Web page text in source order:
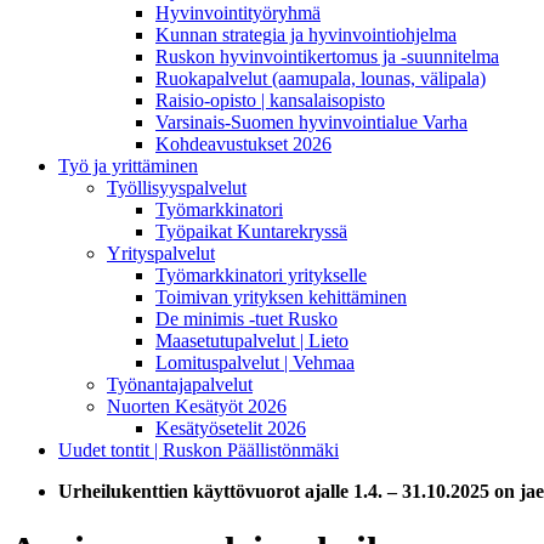
Hyvinvointityöryhmä
Kunnan strategia ja hyvinvointiohjelma
Ruskon hyvinvointikertomus ja -suunnitelma
Ruokapalvelut (aamupala, lounas, välipala)
Raisio-opisto | kansalaisopisto
Varsinais-Suomen hyvinvointialue Varha
Kohdeavustukset 2026
Työ ja yrittäminen
Työllisyyspalvelut
Työmarkkinatori
Työpaikat Kuntarekryssä
Yrityspalvelut
Työmarkkinatori yritykselle
Toimivan yrityksen kehittäminen
De minimis -tuet Rusko
Maasetutupalvelut | Lieto
Lomituspalvelut | Vehmaa
Työnantajapalvelut
Nuorten Kesätyöt 2026
Kesätyösetelit 2026
Uudet tontit | Ruskon Päällistönmäki
Urheilukenttien käyttövuorot ajalle 1.4. – 31.10.2025 on